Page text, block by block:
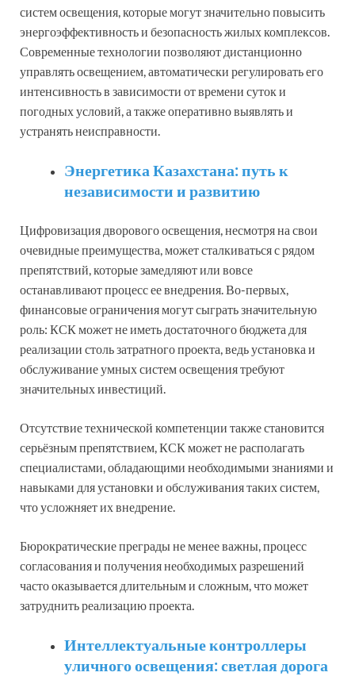
систем освещения, которые могут значительно повысить
энергоэффективность и безопасность жилых комплексов.
Современные технологии позволяют дистанционно
управлять освещением, автоматически регулировать его
интенсивность в зависимости от времени суток и
погодных условий, а также оперативно выявлять и
устранять неисправности.
Энергетика Казахстана: путь к
независимости и развитию
Цифровизация дворового освещения, несмотря на свои
очевидные преимущества, может сталкиваться с рядом
препятствий, которые замедляют или вовсе
останавливают процесс ее внедрения. Во-первых,
финансовые ограничения могут сыграть значительную
роль: КСК может не иметь достаточного бюджета для
реализации столь затратного проекта, ведь установка и
обслуживание умных систем освещения требуют
значительных инвестиций.
Отсутствие технической компетенции также становится
серьёзным препятствием, КСК может не располагать
специалистами, обладающими необходимыми знаниями и
навыками для установки и обслуживания таких систем,
что усложняет их внедрение.
Бюрократические преграды не менее важны, процесс
согласования и получения необходимых разрешений
часто оказывается длительным и сложным, что может
затруднить реализацию проекта.
Интеллектуальные контроллеры
уличного освещения: светлая дорога